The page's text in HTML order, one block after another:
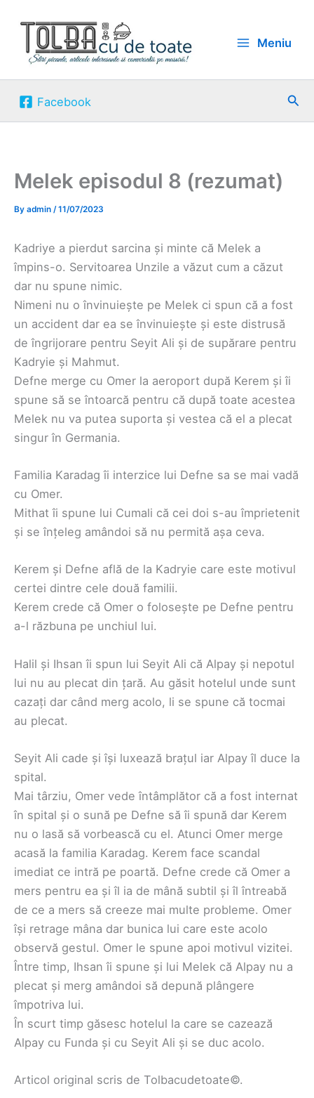
content
Meniu
Facebook
Melek episodul 8 (rezumat)
By admin /11/07/2023
Kadriye a pierdut sarcina și minte că Melek a
împins-o. Servitoarea Unzile a văzut cum a căzut
dar nu spune nimic.
Nimeni nu o învinuiește pe Melek ci spun că a fost
un accident dar ea se învinuiește și este distrusă
de îngrijorare pentru Seyit Ali și de supărare pentru
Kadryie și Mahmut.
Defne merge cu Omer la aeroport după Kerem și îi
spune să se întoarcă pentru că după toate acestea
Melek nu va putea suporta și vestea că el a plecat
singur în Germania.
Familia Karadag îi interzice lui Defne sa se mai vadă
cu Omer.
Mithat îi spune lui Cumali că cei doi s-au împrietenit
și se înțeleg amândoi să nu permită așa ceva.
Kerem și Defne află de la Kadryie care este motivul
certei dintre cele două familii.
Kerem crede că Omer o folosește pe Defne pentru
a-l răzbuna pe unchiul lui.
Halil și Ihsan îi spun lui Seyit Ali că Alpay și nepotul
lui nu au plecat din țară. Au găsit hotelul unde sunt
cazați dar când merg acolo, li se spune că tocmai
au plecat.
Seyit Ali cade și își luxează brațul iar Alpay îl duce la
spital.
Mai târziu, Omer vede întâmplător că a fost internat
în spital și o sună pe Defne să îi spună dar Kerem
nu o lasă să vorbească cu el. Atunci Omer merge
acasă la familia Karadag. Kerem face scandal
imediat ce intră pe poartă. Defne crede că Omer a
mers pentru ea și îl ia de mână subtil și îl întreabă
de ce a mers să creeze mai multe probleme. Omer
își retrage mâna dar bunica lui care este acolo
observă gestul. Omer le spune apoi motivul vizitei.
Între timp, Ihsan îi spune și lui Melek că Alpay nu a
plecat și merg amândoi să depună plângere
împotriva lui.
În scurt timp găsesc hotelul la care se cazează
Alpay cu Funda și cu Seyit Ali și se duc acolo.
Articol original scris de Tolbacudetoate©.